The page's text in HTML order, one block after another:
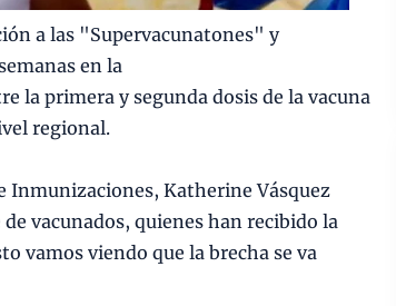
a las "Supervacunatones" y
en la
la primera y segunda dosis de la vacuna
regional.
Katherine Vásquez
vacunados, quienes han recibido la
vamos viendo que la brecha se va